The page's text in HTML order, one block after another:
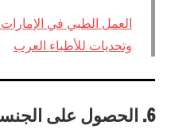
العمل الطبي في
وتحديات للأطباء العرب
6. الحصول على الجنسية الألمانية